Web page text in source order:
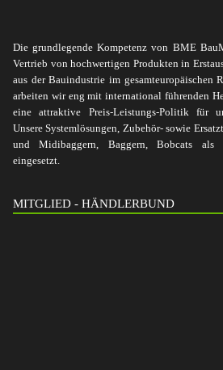
Die grundlegende Kompetenz von BME
Vertrieb von hochwertigen Produkten in
aus der Bauindustrie im gesamteuropäischen
arbeiten wir eng mit international führenden
eine attraktive Preis-Leistungs-Politik für
Unsere Systemlösungen, Zubehör- sowie
und Midibaggern, Baggern, Bobcats als
eingesetzt.
MITGLIED - HÄNDLERBUND